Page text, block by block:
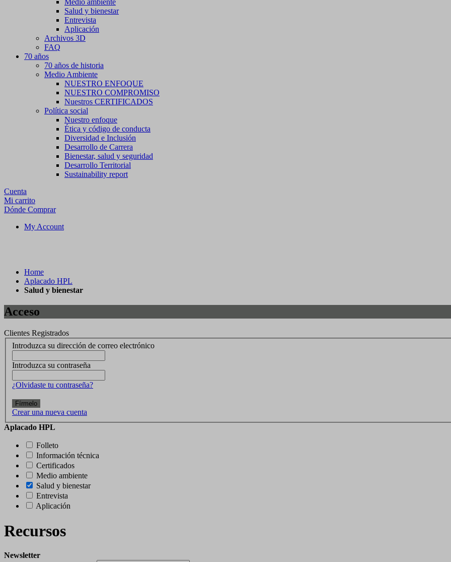
Medio ambiente
Salud y bienestar
Entrevista
Aplicación
Archivos 3D
FAQ
70 años
70 años de historia
Medio Ambiente
NUESTRO ENFOQUE
NUESTRO COMPROMISO
Nuestros CERTIFICADOS
Política social
Nuestro enfoque
Ética y código de conducta
Diversidad e Inclusión
Desarrollo de Carrera
Bienestar, salud y seguridad
Desarrollo Territorial
Sustainability report
Cuenta
Mi carrito
Dónde Comprar
My Account
Home
Aplacado HPL
Salud y bienestar
Acceso
Clientes Registrados
Introduzca su dirección de correo electrónico
Introduzca su contraseña
¿Olvidaste tu contraseña?
Fírmelo
Crear una nueva cuenta
Aplacado HPL
Folleto
Información técnica
Certificados
Medio ambiente
Salud y bienestar
Entrevista
Aplicación
Recursos
Newsletter